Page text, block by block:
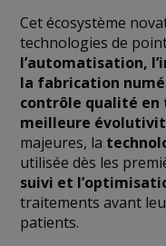
Cet écosystème
technologies de
l’automatisation,
la fabrication
contrôle qualité en
meilleure
majeures, la
utilisée dès les
suivi et
traitements avant
patients.